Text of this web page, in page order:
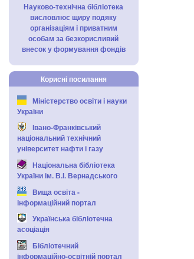
Науково-технічна бібліотека
висловлює щиру подяку
організаціям і приватним
особам за безкорисливий
внесок у формування фондів
Корисні посилання
Міністерство освіти і науки
України
Івано-Франківський
національний технічний
університет нафти і газу
Національна бібліотека
України ім. В.І. Вернадського
Вища освіта -
інформаційний портал
Українська бібліотечна
асоціація
Бібліотечний
інформаційно-освітній портал